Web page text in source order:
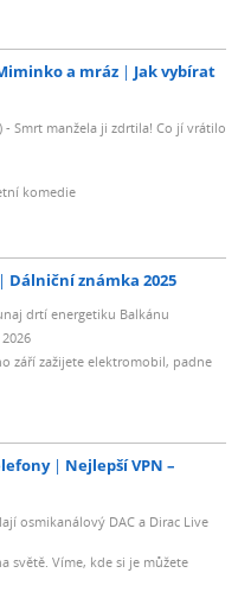
a mráz
Jak vybírat
- Smrt manžela ji zdrtila! Co jí vrátilo
komedie
Dálniční známka 2025
drtí energetiku Balkánu
září zažijete elektromobil, padne
Nejlepší VPN –
osmikanálový DAC a Dirac Live
světě. Víme, kde si je můžete